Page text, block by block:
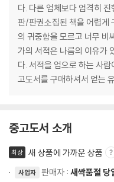
다. 다른 업체보다 엄격히
판/판권소집된 책을 어렵게
의 귀중함을 모르고 너무 비
가의 서적은 나름의 이유가
다. 서적을 업으로 하는 사
고도서를 구매하셔서 얻는
중고도서 소개
최상 새 상품에 가까운 상품
사업자 판매자 : 새싹품절 당